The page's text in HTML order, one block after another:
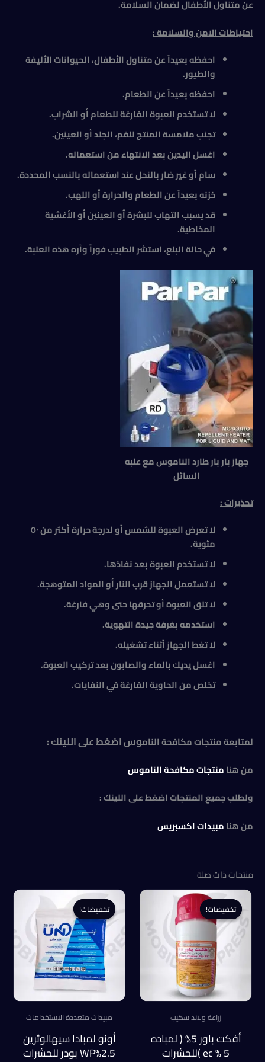
عن متناول الأطفال لضمان السلامة.
احتياطات الامن والسلامة :
احفظه بعيداً عن متناول الأطفال، الحيوانات الأليفة
والطيور.
احفظه بعيداً عن الطعام.
لا تستخدم العبوة الفارغة للطعام أو الشراب.
تجنب ملامسة المنتج للفم، الجلد أو العينين.
اغسل اليدين بعد الانتهاء من استعماله.
سام أو غير ضار بالنحل عند استعماله بالنسب المحددة.
خزنه بعيداً عن الطعام والحرارة أو اللهب.
قد يسبب التهاب للبشرة أو العينين أو الأغشية
المخاطية.
في حالة البلع، استشر الطبيب فوراً وأره هذه العلبة.
جهاز بار بار طارد الناموس مع علبه
السائل
تحذيرات :
لا تعرض العبوة للشمس أو لدرجة حرارة أكثر من ٥٠
مئوية.
لا تستخدم العبوة بعد نفاذها.
لا تستعمل الجهاز قرب النار أو المواد المتوهجة.
لا تلق العبوة أو تحرقها حتى وهي فارغة.
استخدمه بغرفة جيدة التهوية.
لا تغط الجهاز أثناء تشغيله.
اغسل يديك بالماء والصابون بعد تركيب العبوة.
تخلص من الحاوية الفارغة في النفايات.
لمتابعة منتجات مكافحة الناموس اضغط على اللينك :
من هنامنتجات مكافحة الناموس
ولطلب جميع المنتجات اضغط على اللينك :
من هنامبيدات اكسبريس
منتجات ذات صلة
تخفيضات!
تخفيضات!
زراعة ولاند سكيب
أفكت باور 5% ( لمباده
5 % ec )للحشرات
تخفيضات!
تخفيضات!
مبيدات متعددة الاستخدامات
أونو لمبادا سيهالوثرين
2.5%WP بودر للحشرات